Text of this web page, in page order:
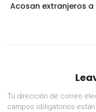
Acosan extranjeros
Tu dirección de correo
campos obligatorios